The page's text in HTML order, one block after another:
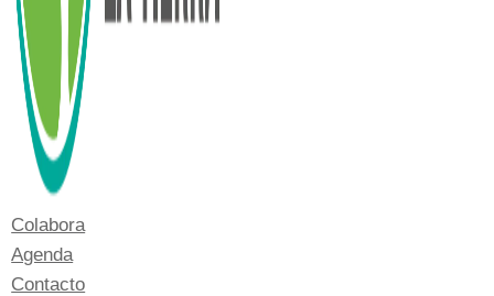
Colabora
Agenda
Contacto